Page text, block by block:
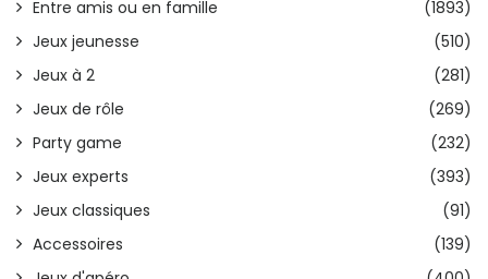
Entre amis ou en famille
(1893)
Jeux jeunesse
(510)
Jeux à 2
(281)
Jeux de rôle
(269)
Party game
(232)
Jeux experts
(393)
Jeux classiques
(91)
Accessoires
(139)